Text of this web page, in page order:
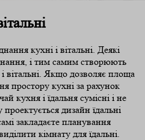
кухні і вітальні. Деякі
і тим самим створюють
вітальні. Якщо дозволяє площа
простору кухні за рахунок
кухня і їдальня сумісні і не
дизайн їдальні
закладаєте планування
кімнату для їдальні.